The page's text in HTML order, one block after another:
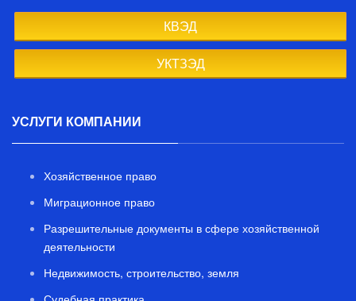
КВЭД
УКТЗЭД
УСЛУГИ КОМПАНИИ
Хозяйственное право
Миграционное право
Разрешительные документы в сфере хозяйственной
деятельности
Недвижимость, строительство, земля